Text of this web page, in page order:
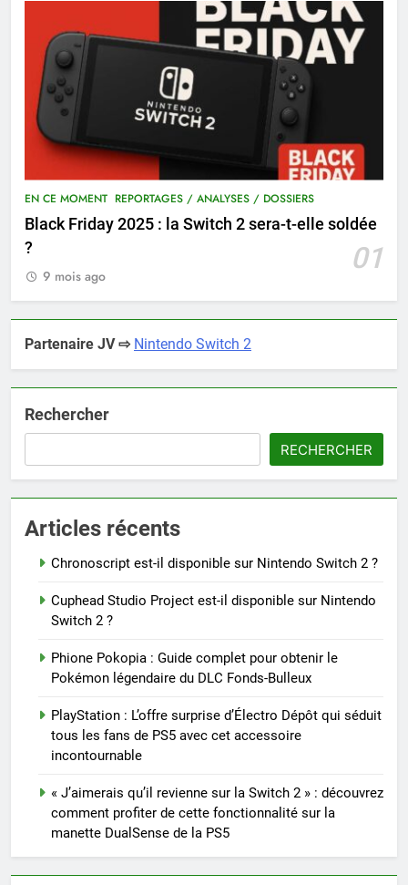
EN CE MOMENT REPORTAGES / ANALYSES / DOSSIERS
Black Friday 2025 : la Switch 2 sera-t-elle soldée
?
01
9 mois ago
Partenaire JV ⇨ Nintendo Switch 2
Rechercher
RECHERCHER
Articles récents
Chronoscript est-il disponible sur Nintendo Switch 2 ?
Cuphead Studio Project est-il disponible sur Nintendo
Switch 2 ?
Phione Pokopia : Guide complet pour obtenir le
Pokémon légendaire du DLC Fonds-Bulleux
PlayStation : L’offre surprise d’Électro Dépôt qui séduit
tous les fans de PS5 avec cet accessoire
incontournable
« J’aimerais qu’il revienne sur la Switch 2 » : découvrez
comment profiter de cette fonctionnalité sur la
manette DualSense de la PS5